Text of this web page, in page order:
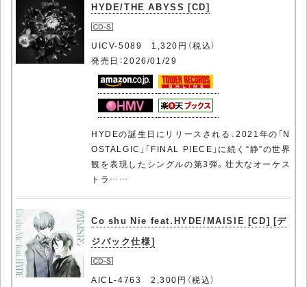
HYDE/THE ABYSS [CD]
UICV-5089 1,320円（税込）
発売日：2026/01/29
HYDEの誕生日にリリースされる、2021年の「N
OSTALGIC」「FINAL PIECE」に続く“静”の世界
観を表現したシングルの第3弾。壮大なオーケス
トラ……
Co shu Nie feat.HYDE/MAISIE [CD] [デ
ジパック仕様]
AICL-4763 2,300円（税込）